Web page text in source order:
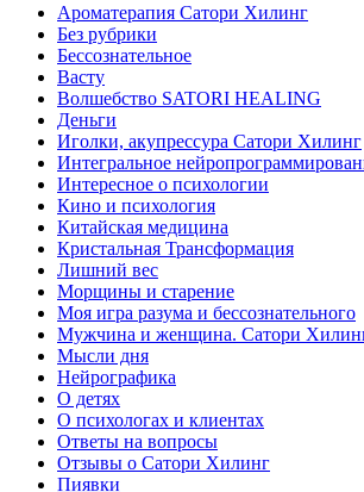
Ароматерапия Сатори Хилинг
Без рубрики
Бессознательное
Васту
Волшебство SATORI HEALING
Деньги
Иголки, акупрессура Сатори Хилинг
Интегральное
Интересное о психологии
Кино и психология
Китайская медицина
Кристальная Трансформация
Лишний вес
Морщины и старение
Моя игра разума и бессознательного
Мужчина и женщина. Сатори
Мысли дня
Нейрографика
О детях
О психологах и клиентах
Ответы на вопросы
Отзывы о Сатори Хилинг
Пиявки